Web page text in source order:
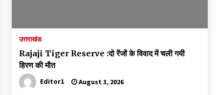
उत्तराखंड
Rajaji Tiger Reserve :दो रेंजों के विवाद में चली गयी
हिरण की मौत
Editor1 August 3, 2026